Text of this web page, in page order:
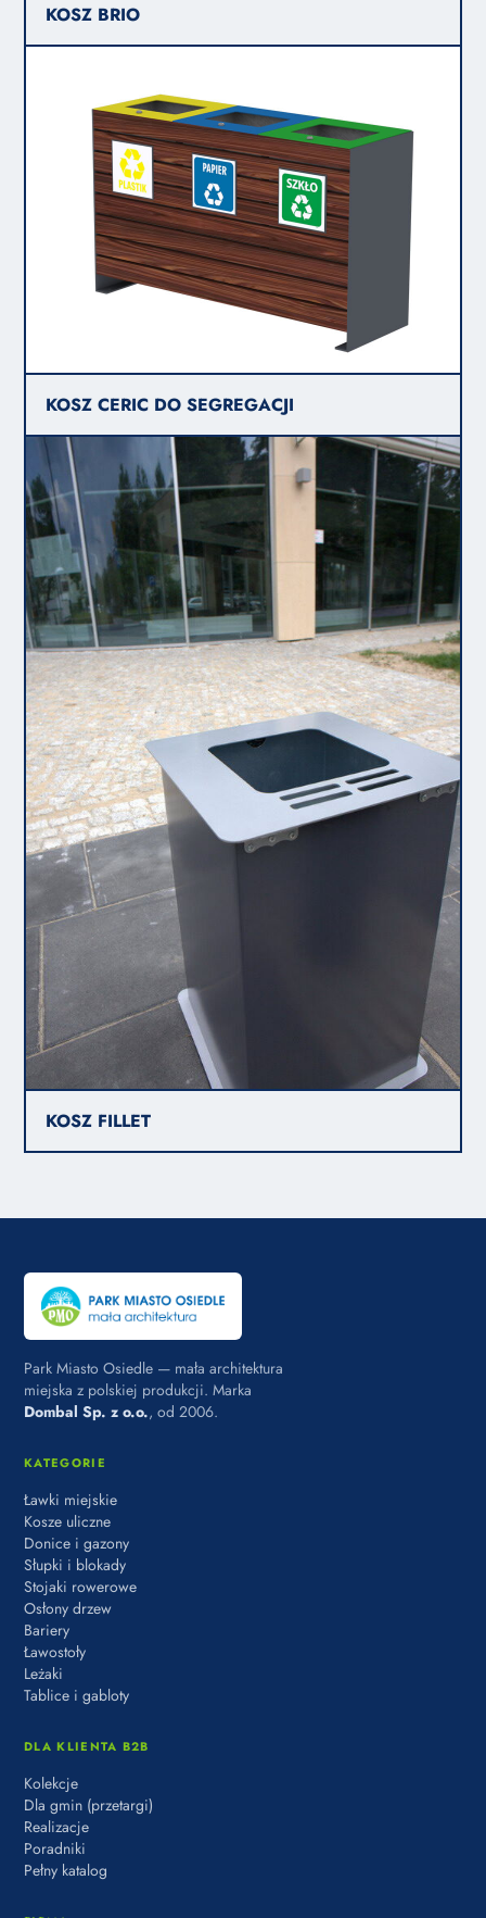
KOSZ BRIO
KOSZ CERIC DO SEGREGACJI
KOSZ FILLET
Park Miasto Osiedle — mała architektura
miejska z polskiej produkcji. Marka
Dombal Sp. z o.o., od 2006.
KATEGORIE
Ławki miejskie
Kosze uliczne
Donice i gazony
Słupki i blokady
Stojaki rowerowe
Osłony drzew
Bariery
Ławostoły
Leżaki
Tablice i gabloty
DLA KLIENTA B2B
Kolekcje
Dla gmin (przetargi)
Realizacje
Poradniki
Pełny katalog